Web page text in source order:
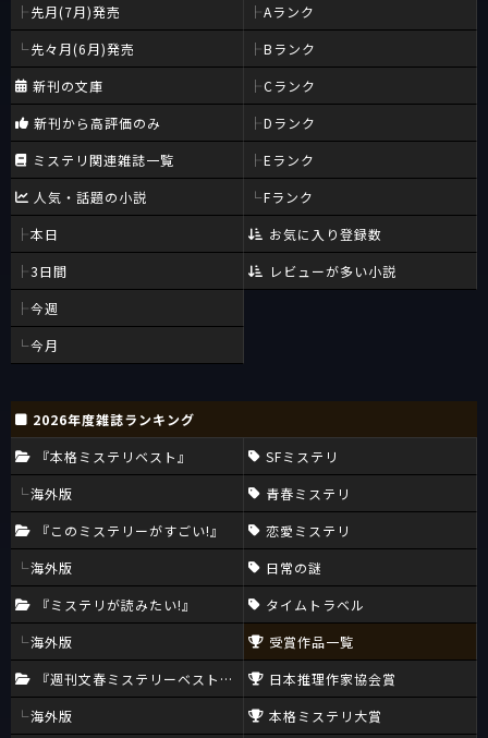
先月(7月)発売
先々月(6月)発売
新刊の文庫
新刊から高評価のみ
ミステリ関連雑誌一覧
人気・話題の小説
本日
3日間
今週
今月
Aランク
Bランク
Cランク
Dランク
Eランク
Fランク
お気に入り登録数
レビューが多い小説
2026年度雑誌ランキング
『本格ミステリベスト』
海外版
『このミステリーがすごい!』
海外版
『ミステリが読みたい!』
海外版
『週刊文春ミステリーベスト10』
海外版
SFミステリ
青春ミステリ
恋愛ミステリ
日常の謎
タイムトラベル
受賞作品一覧
日本推理作家協会賞
本格ミステリ大賞